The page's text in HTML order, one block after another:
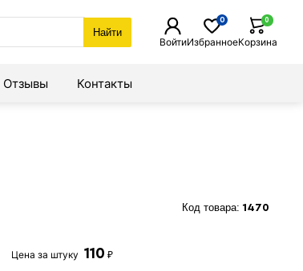
Найти
ВойтиИзбранное
0
Корзина
0
Отзывы Контакты
Код товара: 1470
Цена за штуку 110 ₽